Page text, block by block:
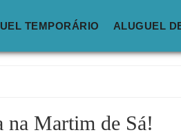
TEMPORÁRIO ALUGUEL
na Martim de Sá!